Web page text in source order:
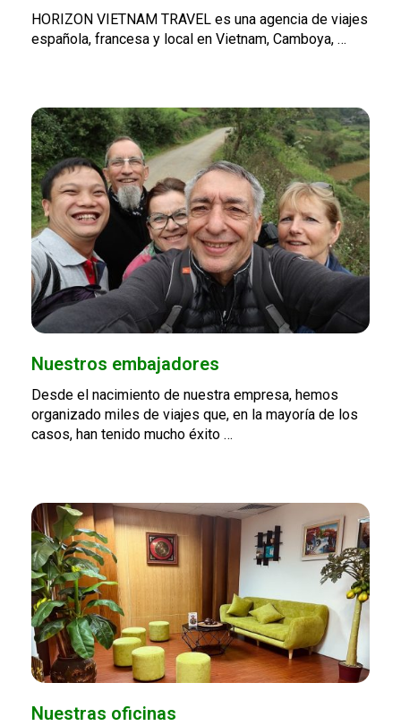
HORIZON VIETNAM TRAVEL es una agencia de viajes
española, francesa y local en Vietnam, Camboya, …
Nuestros embajadores
Desde el nacimiento de nuestra empresa, hemos
organizado miles de viajes que, en la mayoría de los
casos, han tenido mucho éxito …
Nuestras oficinas